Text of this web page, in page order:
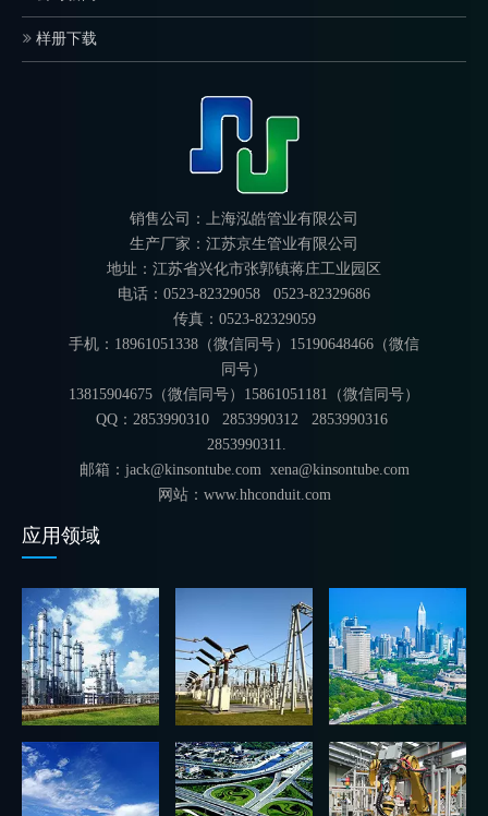
样册下载
销售公司：上海泓皓管业有限公司
生产厂家：江苏京生管业有限公司
地址：江苏省兴化市张郭镇蒋庄工业园区
电话：0523-82329058 0523-82329686
传真：0523-82329059
手机：18961051338（微信同号）15190648466（微信
同号）
13815904675（微信同号）15861051181（微信同号）
QQ：2853990310 2853990312
2853990316
2853990311.
邮箱：jack@kinsontube.com xena@kinsontube.com
网站：www.hhconduit.com
应用领域